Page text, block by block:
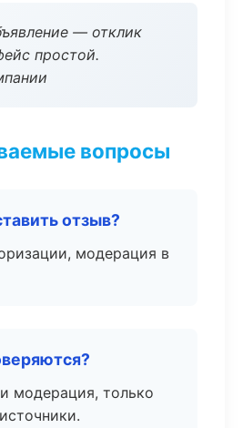
— отклик
простой.
вопросы
отзыв?
модерация в
модерация, только